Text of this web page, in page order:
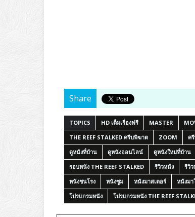
Share
TOPICS HD เต็มเรื่องฟรี MASTER
THE REEF STALKED ครีบพิฆาต
ZOOM ค
ดูหนังที่บ้าน
ดูหนังออนไลน์ ดูหนังใหม่ที่บ้าน
รอบหนัง THE REEF STALKED
รีวิวหนัง รีวิว
หนังชนโรง
หนังซูม หนังมาสเตอร์ หนังม
โปรแกรมหนัง
โปรแกรมหนัง THE REEF